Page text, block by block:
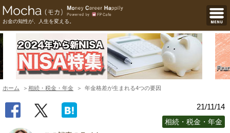
お金の知性が、人生を変える。
ホーム 相続・税金・年金 年金格差が生まれる4つの要因
21/11/14
相続・税金・年金